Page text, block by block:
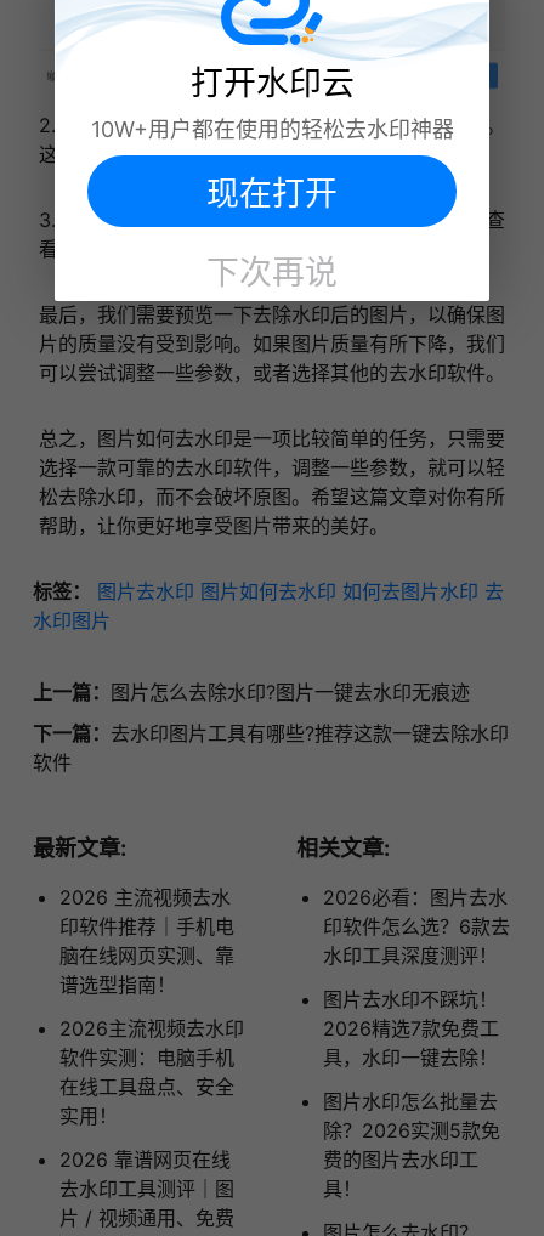
2.选择“涂抹”工具，擦涂水印，点击下方“开始处理”。
这里可根据操作需要调整图片大小和涂抹的大小。
3.稍等几秒，等到提示处理成功，这时可在文件夹中查
看处理好的图片。
最后，我们需要预览一下去除水印后的图片，以确保图
片的质量没有受到影响。如果图片质量有所下降，我们
可以尝试调整一些参数，或者选择其他的去水印软件。
总之，图片如何去水印是一项比较简单的任务，只需要
选择一款可靠的去水印软件，调整一些参数，就可以轻
松去除水印，而不会破坏原图。希望这篇文章对你有所
帮助，让你更好地享受图片带来的美好。
标签： 图片去水印 图片如何去水印 如何去图片水印 去
水印图片
上一篇： 图片怎么去除水印?图片一键去水印无痕迹
下一篇： 去水印图片工具有哪些?推荐这款一键去除水印
软件
最新文章:
2026 主流视频去水
印软件推荐｜手机电
脑在线网页实测、靠
谱选型指南！
2026主流视频去水印
软件实测：电脑手机
在线工具盘点、安全
实用！
2026 靠谱网页在线
去水印工具测评｜图
片 / 视频通用、免费
相关文章:
2026必看：图片去水
印软件怎么选？6款去
水印工具深度测评！
图片去水印不踩坑！
2026精选7款免费工
具，水印一键去除！
图片水印怎么批量去
除？2026实测5款免
费的图片去水印工
具！
打开水印云
10W+用户都在使用的轻松去水印神器
现在打开
下次再说